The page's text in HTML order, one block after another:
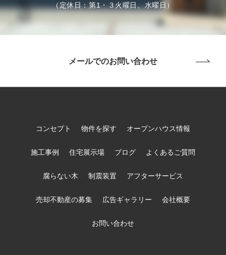
（定休日：第1・３火曜日、水曜日）
メールでのお問い合わせ
コンセプト 物件を探す オープンハウス情報
施工事例 住宅展示場 ブログ よくあるご質問
腐らない木 制震装置 アフターサービス
売却不動産の募集 広告ギャラリー 会社概要
お問い合わせ